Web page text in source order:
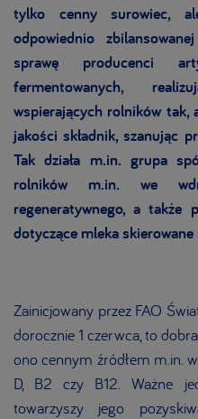
tylko cenny surowiec,
odpowiednio
sprawę producenci
fermentowanych,
wspierających rolników tak,
jakości składnik, szanując
Tak działa m.in. grupa
rolników m.in. we
regeneratywnego, a także
dotyczące mleka
Zainicjowany przez FAO
dorocznie 1 czerwca, to
ono cennym źródłem m.in.
D, B2 czy B12. Ważne
towarzyszy jego